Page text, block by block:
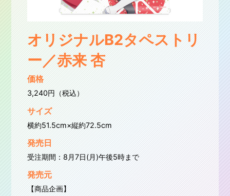
オリジナルB2タペストリ
ー／赤来 杏
価格
3,240円（税込）
サイズ
横約51.5cm×縦約72.5cm
発売日
受注期間：8月7日(月)午後5時まで
発売元
【商品企画】